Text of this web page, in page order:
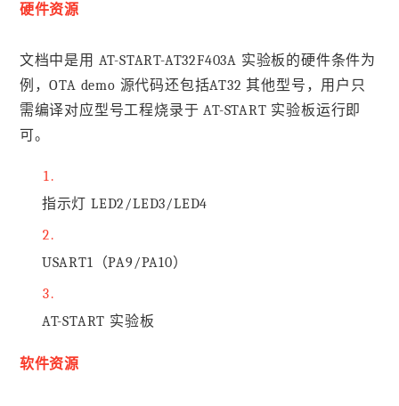
硬件资源
文档中是用 AT-START-AT32F403A 实验板的硬件条件为
例，OTA demo 源代码还包括AT32 其他型号，用户只
需编译对应型号工程烧录于 AT-START 实验板运行即
可。
指示灯 LED2/LED3/LED4
USART1（PA9/PA10）
AT-START 实验板
软件资源